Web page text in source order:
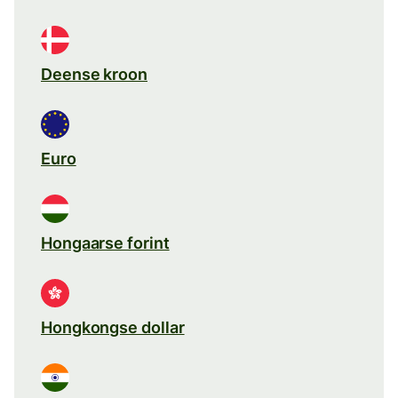
Deense kroon
Euro
Hongaarse forint
Hongkongse dollar